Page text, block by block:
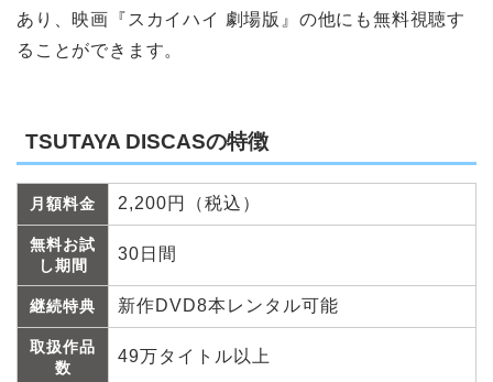
あり、映画『スカイハイ 劇場版』の他にも無料視聴す
ることができます。
TSUTAYA DISCASの特徴
月額料金 2,200円（税込）
無料お試
し期間
30日間
継続特典 新作DVD8本レンタル可能
取扱作品
数
49万タイトル以上